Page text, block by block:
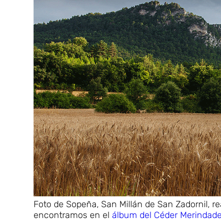
Foto de Sopeña, San Millán de San Zadornil,
encontramos en el álbum del Céder